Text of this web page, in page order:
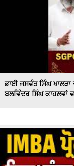
ਭਾਈ ਜਸਵੰਤ ਸਿੰਘ
ਬਲਵਿੰਦਰ ਸਿੰਘ ਕਾਹਲਵਾਂ